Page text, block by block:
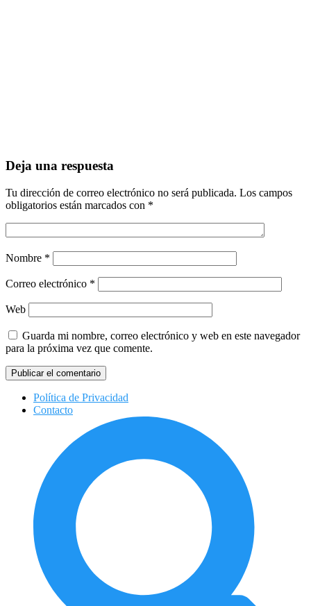
Deja una respuesta
Tu dirección de correo electrónico no será publicada. Los campos
obligatorios están marcados con *
Nombre *
Correo electrónico *
Web
Guarda mi nombre, correo electrónico y web en este navegador
para la próxima vez que comente.
Política de Privacidad
Contacto